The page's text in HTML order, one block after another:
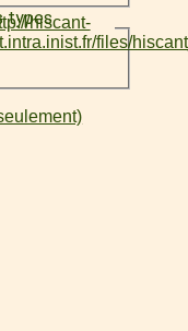
types